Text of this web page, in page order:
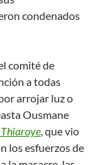
condenados
comité de
a todas
arrojar luz o
Ousmane
, que vio
los esfuerzos de